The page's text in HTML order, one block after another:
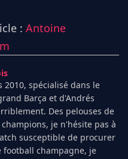
: Antoine
2010, spécialisé dans le
Barça et d'Andrés
Des pelouses de
je n'hésite pas à
susceptible de procurer
champagne, je